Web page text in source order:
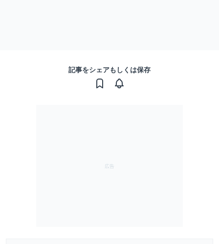
記事をシェアもしくは保存